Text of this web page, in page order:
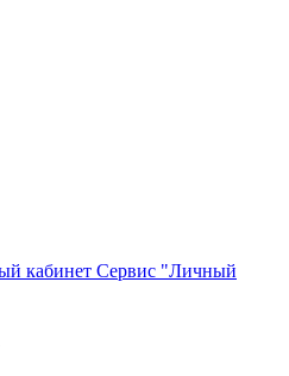
Сервис "Личный